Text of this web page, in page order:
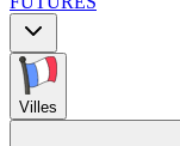
Villes